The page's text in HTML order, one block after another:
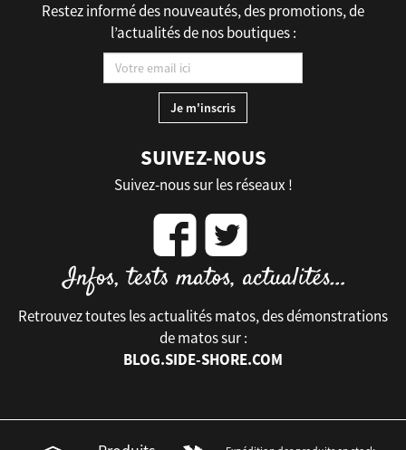
Restez informé des nouveautés, des promotions, de
l’actualités de nos boutiques :
SUIVEZ-NOUS
Suivez-nous sur les réseaux !
Retrouvez toutes les actualités matos, des démonstrations
de matos sur :
BLOG.SIDE-SHORE.COM